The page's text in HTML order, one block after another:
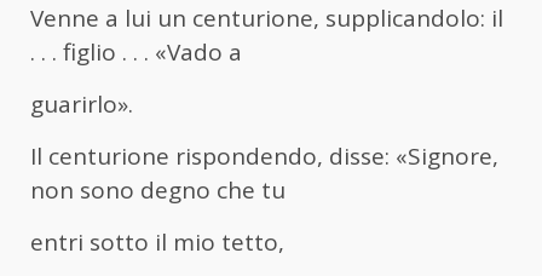
Venne a lui un centurione, supplicandolo: il
. . . figlio . . . «Vado a
guarirlo».
Il centurione rispondendo, disse: «Signore,
non sono degno che tu
entri sotto il mio tetto,